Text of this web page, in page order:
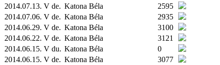
2014.07.13. V de. Katona Béla
2595
2014.07.06. V de. Katona Béla
2935
2014.06.29. V de. Katona Béla
3100
2014.06.22. V de. Katona Béla
3121
2014.06.15. V du. Katona Béla
0
2014.06.15. V de. Katona Béla
3077